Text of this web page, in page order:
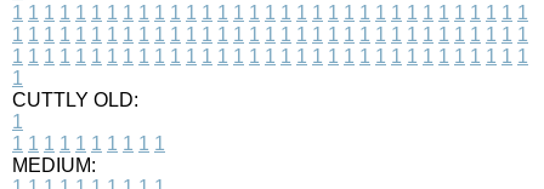
1 1 1 1 1 1 1 1 1 1 1 1 1 1 1 1 1 1 1 1 1 1 1 1 1 1 1 1 1 1 1 1 1
1 1 1 1 1 1 1 1 1 1 1 1 1 1 1 1 1 1 1 1 1 1 1 1 1 1 1 1 1 1 1 1 1
1 1 1 1 1 1 1 1 1 1 1 1 1 1 1 1 1 1 1 1 1 1 1 1 1 1 1 1 1 1 1 1 1
1
CUTTLY OLD:
1
1 1 1 1 1 1 1 1 1 1
MEDIUM: